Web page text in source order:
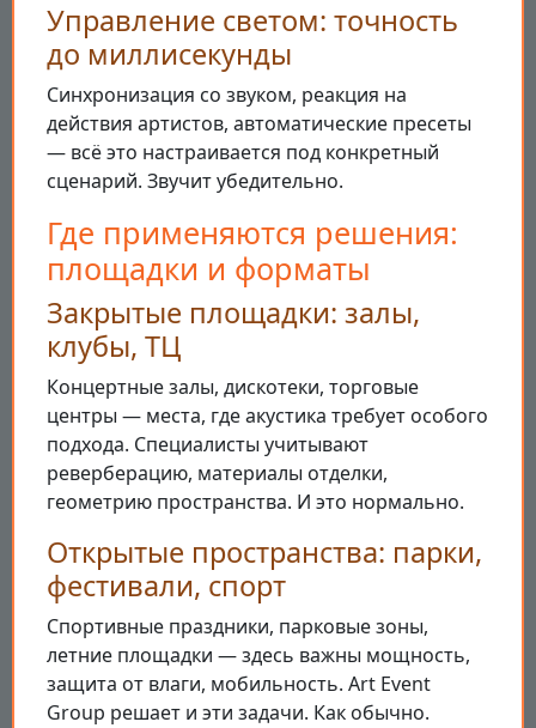
Управление светом: точность
до миллисекунды
Синхронизация со звуком, реакция на
действия артистов, автоматические пресеты
— всё это настраивается под конкретный
сценарий. Звучит убедительно.
Где применяются решения:
площадки и форматы
Закрытые площадки: залы,
клубы, ТЦ
Концертные залы, дискотеки, торговые
центры — места, где акустика требует особого
подхода. Специалисты учитывают
реверберацию, материалы отделки,
геометрию пространства. И это нормально.
Открытые пространства: парки,
фестивали, спорт
Спортивные праздники, парковые зоны,
летние площадки — здесь важны мощность,
защита от влаги, мобильность. Art Event
Group решает и эти задачи. Как обычно.